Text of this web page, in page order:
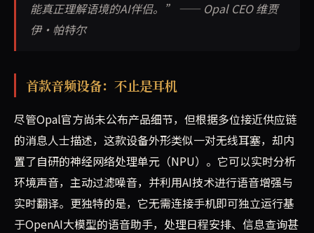
能真正理解语境的AI伴侣。” —— Opal CEO 维贾
伊·帕特尔
首款音频设备：不止是耳机
尽管Opal官方尚未公布产品细节，但根据多位接近供应链
的消息人士描述，这款设备外形类似一对无线耳塞，却内
置了自研的神经网络处理单元（NPU）。它可以实时分析
环境声音，主动过滤噪音，并利用AI技术进行语音增强与
实时翻译。更独特的是，它无需连接手机即可独立运行基
于OpenAI大模型的语音助手，处理日程安排、信息查询甚